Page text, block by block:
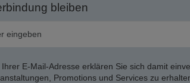
bleiben
E-Mail-Adresse erklären Sie sich damit
Promotions und Services zu